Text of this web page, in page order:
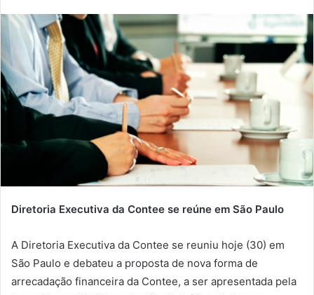
Diretoria Executiva da Contee se reúne em São Paulo
A Diretoria Executiva da Contee se reuniu hoje (30) em
São Paulo e debateu a proposta de nova forma de
arrecadação financeira da Contee, a ser apresentada pela